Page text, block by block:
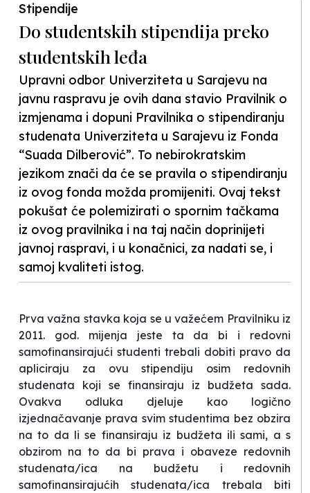
Stipendije
Do studentskih stipendija preko
studentskih leđa
Upravni odbor Univerziteta u Sarajevu na
javnu raspravu je ovih dana stavio Pravilnik o
izmjenama i dopuni Pravilnika o stipendiranju
studenata Univerziteta u Sarajevu iz Fonda
“Suada Dilberović”. To nebirokratskim
jezikom znači da će se pravila o stipendiranju
iz ovog fonda možda promijeniti. Ovaj tekst
pokušat će polemizirati o spornim tačkama
iz ovog pravilnika i na taj način doprinijeti
javnoj raspravi, i u konačnici, za nadati se, i
samoj kvaliteti istog.
Prva važna stavka koja se u važećem Pravilniku iz
2011. god. mijenja jeste ta da bi i redovni
samofinansirajući studenti trebali dobiti pravo da
apliciraju za ovu stipendiju osim redovnih
studenata koji se finansiraju iz budžeta sada.
Ovakva odluka djeluje kao logično
izjednačavanje prava svim studentima bez obzira
na to da li se finansiraju iz budžeta ili sami, a s
obzirom na to da bi prava i obaveze redovnih
studenata/ica na budžetu i redovnih
samofinansirajućih studenata/ica trebala biti